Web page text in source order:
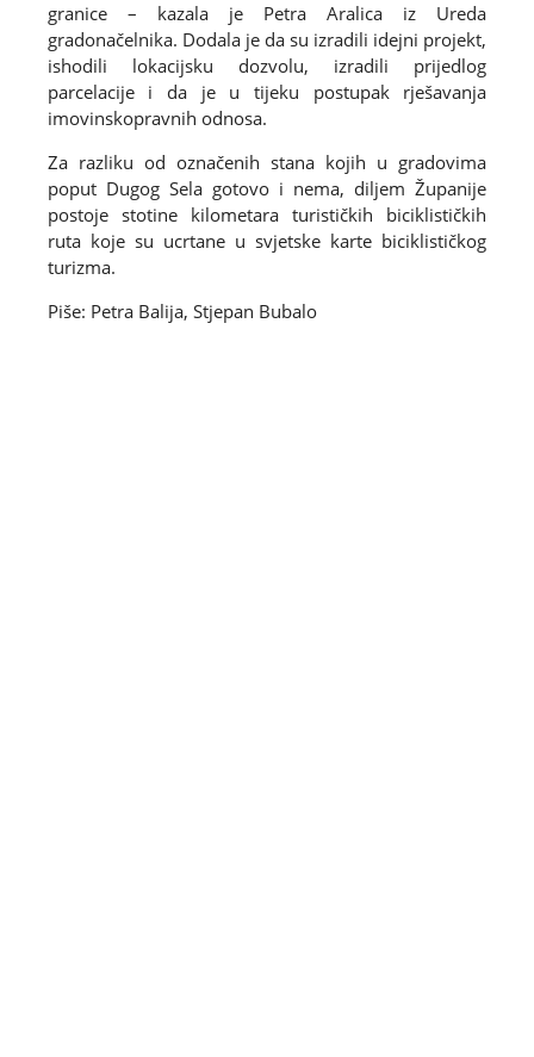
granice – kazala je Petra Aralica iz Ureda
gradonačelnika. Dodala je da su izradili idejni projekt,
ishodili lokacijsku dozvolu, izradili prijedlog
parcelacije i da je u tijeku postupak rješavanja
imovinskopravnih odnosa.
Za razliku od označenih stana kojih u gradovima
poput Dugog Sela gotovo i nema, diljem Županije
postoje stotine kilometara turističkih biciklističkih
ruta koje su ucrtane u svjetske karte biciklističkog
turizma.
Piše: Petra Balija, Stjepan Bubalo